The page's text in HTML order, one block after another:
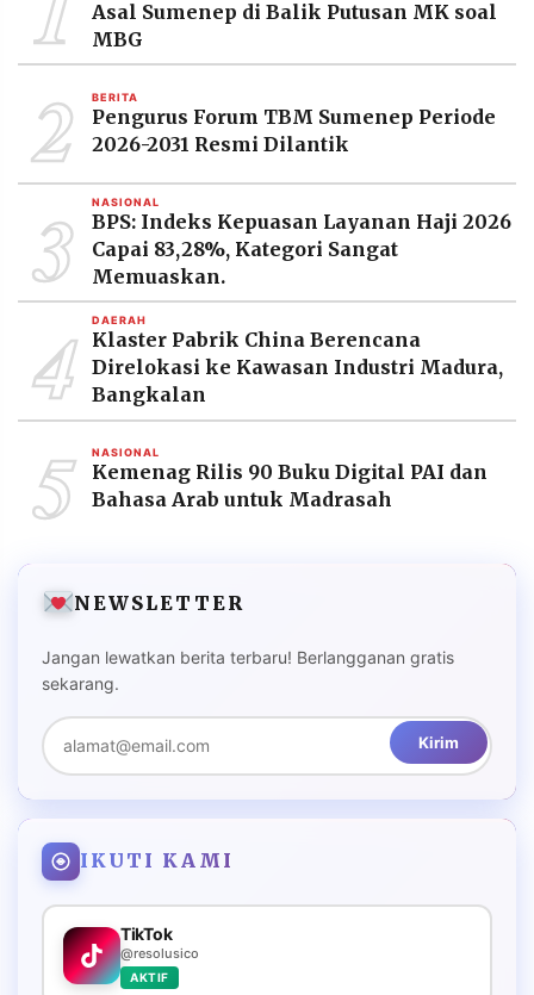
Asal Sumenep di Balik Putusan MK soal
MBG
2 BERITA
Pengurus Forum TBM Sumenep Periode
2026-2031 Resmi Dilantik
3 NASIONAL
BPS: Indeks Kepuasan Layanan Haji 2026
Capai 83,28%, Kategori Sangat
Memuaskan.
4 DAERAH
Klaster Pabrik China Berencana
Direlokasi ke Kawasan Industri Madura,
Bangkalan
5 NASIONAL
Kemenag Rilis 90 Buku Digital PAI dan
Bahasa Arab untuk Madrasah
NEWSLETTER
Jangan lewatkan berita terbaru! Berlangganan gratis
sekarang.
Kirim
IKUTI KAMI
TikTok
@resolusico
AKTIF